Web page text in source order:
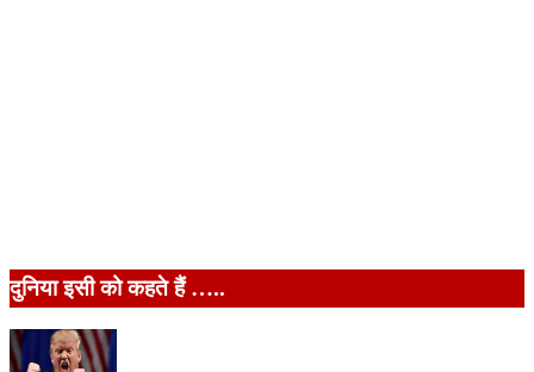
दुनिया इसी को कहते हैं …..